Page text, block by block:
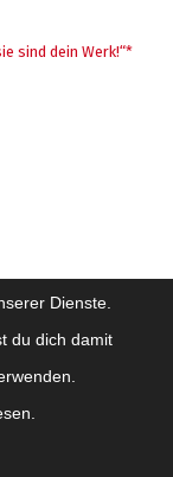
sind dein Werk!“*
Dienste.
du dich damit